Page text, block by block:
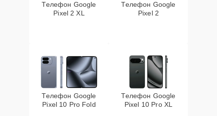
Телефон Google
Pixel 2 XL
Телефон Google
Pixel 2
Телефон Google
Pixel 10 Pro Fold
Телефон Google
Pixel 10 Pro XL